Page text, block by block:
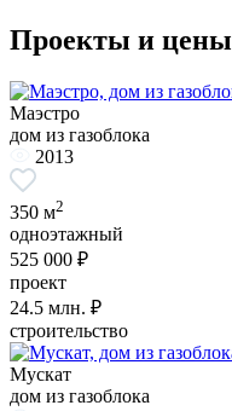
Проекты и цены
Маэстро
дом из газоблока
2013
350 м2
одноэтажный
525 000 ₽
проект
24.5 млн. ₽
строительство
Мускат
дом из газоблока